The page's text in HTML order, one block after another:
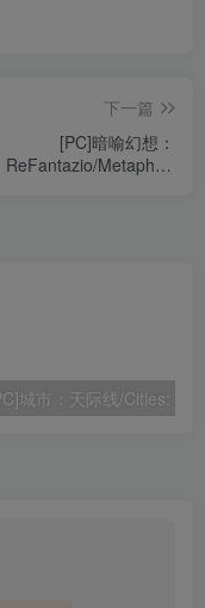
下一篇
[PC]暗喻幻想：
ReFantazio/Metaphor: